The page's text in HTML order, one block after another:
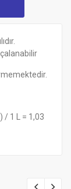
/ 1 L = 1,03